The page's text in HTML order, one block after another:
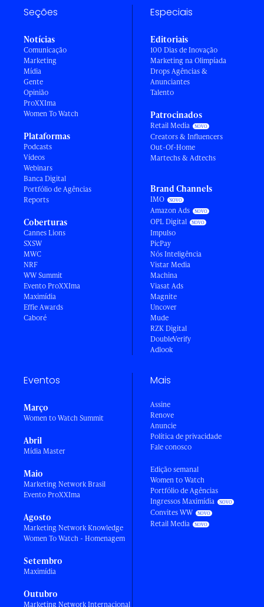
Seções
Notícias
Comunicação
Marketing
Mídia
Gente
Opinião
ProXXIma
Women To Watch
Plataformas
Podcasts
Vídeos
Webinars
Banca Digital
Portfólio de Agências
Reports
Coberturas
Cannes Lions
SXSW
MWC
NRF
WW Summit
Evento ProXXIma
Maximídia
Effie Awards
Caboré
Especiais
Editoriais
100 Dias de Inovação
Marketing na Olimpíada
Drops Agências &
Anunciantes
Talento
Patrocinados
Retail Media
Creators & Influencers
Out-Of-Home
Martechs & Adtechs
Brand Channels
IMO
Amazon Ads
OPL Digital
Impulso
PicPay
Nós Inteligência
Vistar Media
Machina
Viasat Ads
Magnite
Uncover
Mude
RZK Digital
DoubleVerify
Adlook
Eventos
Março
Women to Watch Summit
Abril
Mídia Master
Maio
Marketing Network Brasil
Evento ProXXIma
Agosto
Marketing Network Knowledge
Women To Watch - Homenagem
Setembro
Maximídia
Outubro
Marketing Network Internacional
Mais
Assine
Renove
Anuncie
Política de privacidade
Fale conosco
Edição semanal
Women to Watch
Portfólio de Agências
Ingressos Maximídia
Convites WW
Retail Media